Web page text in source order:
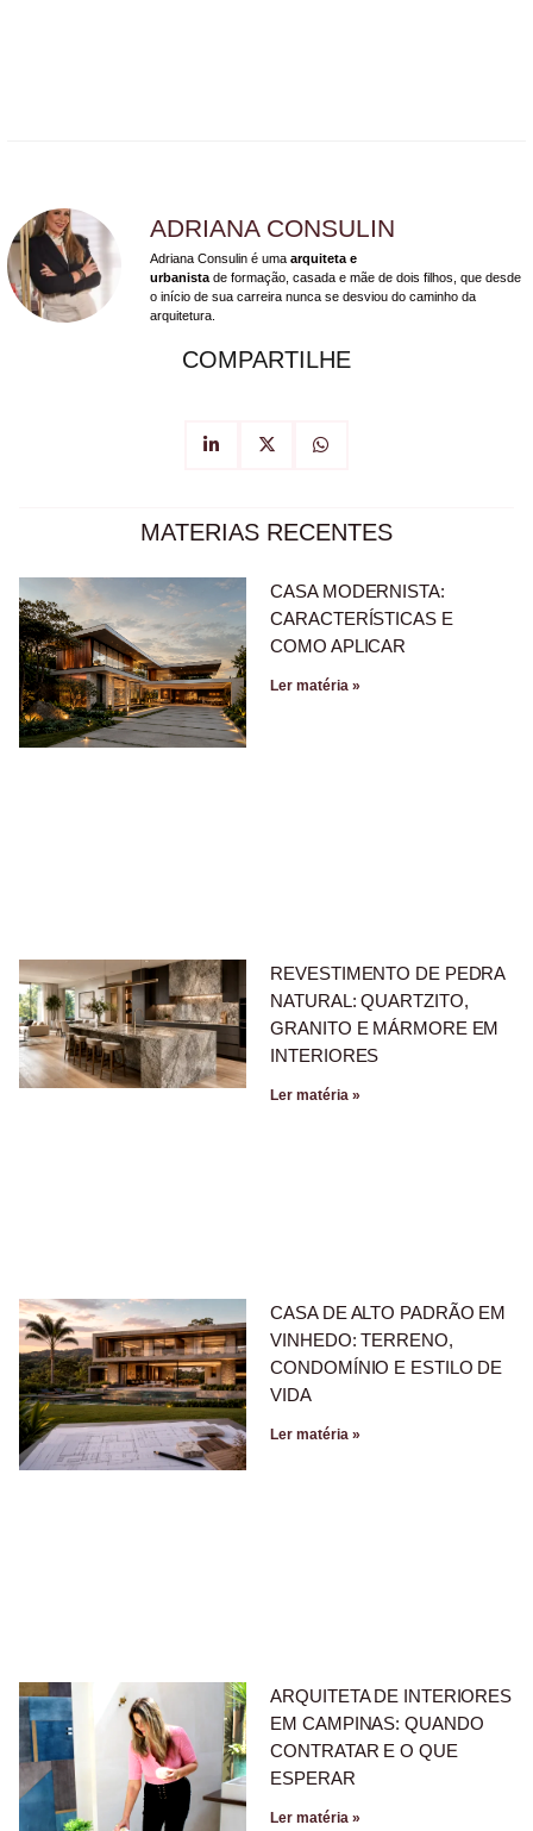
ADRIANA CONSULIN
Adriana Consulin é uma arquiteta e
urbanista de formação, casada e mãe de dois filhos, que desde
o início de sua carreira nunca se desviou do caminho da
arquitetura.
COMPARTILHE
MATERIAS RECENTES
CASA MODERNISTA:
CARACTERÍSTICAS E
COMO APLICAR
Ler matéria »
REVESTIMENTO DE PEDRA
NATURAL: QUARTZITO,
GRANITO E MÁRMORE EM
INTERIORES
Ler matéria »
CASA DE ALTO PADRÃO EM
VINHEDO: TERRENO,
CONDOMÍNIO E ESTILO DE
VIDA
Ler matéria »
ARQUITETA DE INTERIORES
EM CAMPINAS: QUANDO
CONTRATAR E O QUE
ESPERAR
Ler matéria »